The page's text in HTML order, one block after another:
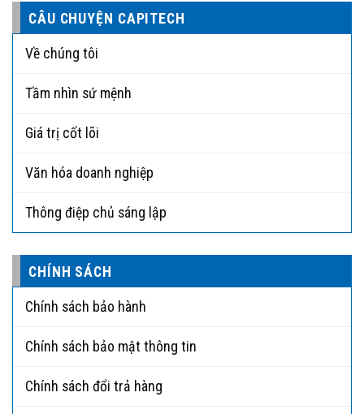
CÂU CHUYỆN CAPITECH
Về chúng tôi
Tầm nhìn sứ mệnh
Giá trị cốt lõi
Văn hóa doanh nghiệp
Thông điệp chủ sáng lập
CHÍNH SÁCH
Chính sách bảo hành
Chính sách bảo mật thông tin
Chính sách đổi trả hàng